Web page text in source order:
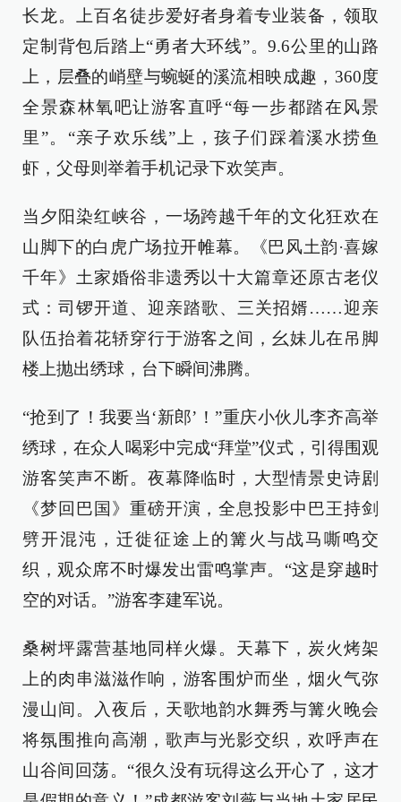
长龙。上百名徒步爱好者身着专业装备，领取
定制背包后踏上“勇者大环线”。9.6公里的山路
上，层叠的峭壁与蜿蜒的溪流相映成趣，360度
全景森林氧吧让游客直呼“每一步都踏在风景
里”。“亲子欢乐线”上，孩子们踩着溪水捞鱼
虾，父母则举着手机记录下欢笑声。
当夕阳染红峡谷，一场跨越千年的文化狂欢在
山脚下的白虎广场拉开帷幕。《巴风土韵·喜嫁
千年》土家婚俗非遗秀以十大篇章还原古老仪
式：司锣开道、迎亲踏歌、三关招婿……迎亲
队伍抬着花轿穿行于游客之间，幺妹儿在吊脚
楼上抛出绣球，台下瞬间沸腾。
“抢到了！我要当‘新郎’！”重庆小伙儿李齐高举
绣球，在众人喝彩中完成“拜堂”仪式，引得围观
游客笑声不断。夜幕降临时，大型情景史诗剧
《梦回巴国》重磅开演，全息投影中巴王持剑
劈开混沌，迁徙征途上的篝火与战马嘶鸣交
织，观众席不时爆发出雷鸣掌声。“这是穿越时
空的对话。”游客李建军说。
桑树坪露营基地同样火爆。天幕下，炭火烤架
上的肉串滋滋作响，游客围炉而坐，烟火气弥
漫山间。入夜后，天歌地韵水舞秀与篝火晚会
将氛围推向高潮，歌声与光影交织，欢呼声在
山谷间回荡。“很久没有玩得这么开心了，这才